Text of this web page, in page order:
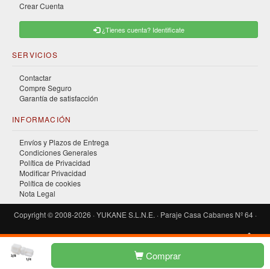
Crear Cuenta
¿Tienes cuenta? Identificate
SERVICIOS
Contactar
Compre Seguro
Garantía de satisfacción
INFORMACIÓN
Envíos y Plazos de Entrega
Condiciones Generales
Política de Privacidad
Modificar Privacidad
Política de cookies
Nota Legal
Copyright © 2008-2026 · YUKANE S.L.N.E. · Paraje Casa Cabanes Nº 64 ·
03400 · Villena · Alicante · España · 965 346 791 · C.I.F.: B-54145685
Comprar